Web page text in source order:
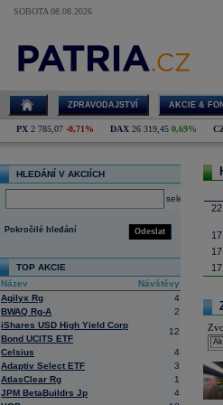
SOBOTA 08.08.2026
ZPRAVODAJSTVÍ AKCIE &
PX 2 785,07 -0,71% DAX 26 319,45 0,69%
HLEDÁNÍ V AKCIÍCH
select
Odeslat
Pokročilé hledání
TOP AKCIE
Název
Návštěvy
Agilyx Rg
4
BWAQ Rg-A
2
iShares USD High Yield Corp
Bond UCITS ETF
12
Celsius
4
Adaptiv Select ETF
3
AtlasClear Rg
1
JPM BetaBuildrs Jp
4